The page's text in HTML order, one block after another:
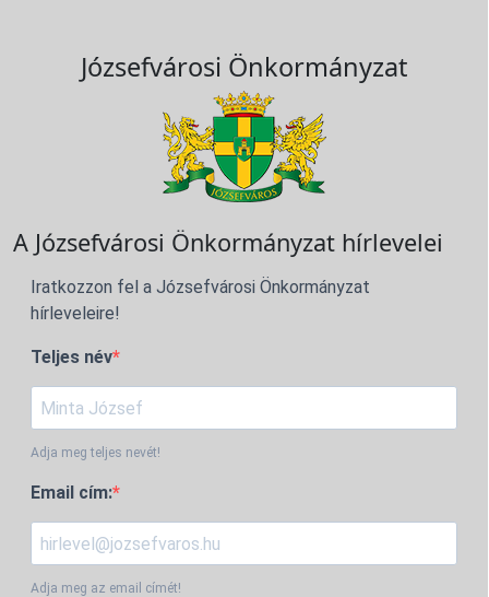
Józsefvárosi Önkormányzat
A Józsefvárosi Önkormányzat hírlevelei
Iratkozzon fel a Józsefvárosi Önkormányzat
hírleveleire!
Teljes név
Adja meg teljes nevét!
Email cím:
Adja meg az email címét!